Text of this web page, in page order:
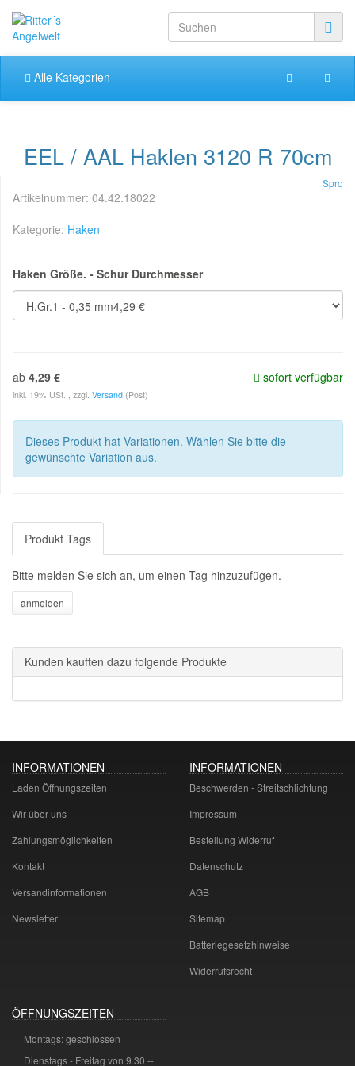
Alle Kategorien
EEL / AAL Haklen 3120 R 70cm
Spro
Artikelnummer: 04.42.18022
Kategorie: Haken
Haken Größe. - Schur Durchmesser
ab 4,29 €
inkl. 19% USt. , zzgl. Versand (Post)
sofort verfügbar
Dieses Produkt hat Variationen. Wählen Sie bitte die
gewünschte Variation aus.
Produkt Tags
Bitte melden Sie sich an, um einen Tag hinzuzufügen.
Kunden kauften dazu folgende Produkte
INFORMATIONEN
Laden Öffnungszeiten
Wir über uns
Zahlungsmöglichkeiten
Kontakt
Versandinformationen
Newsletter
INFORMATIONEN
Beschwerden - Streitschlichtung
Impressum
Bestellung Widerruf
Datenschutz
AGB
Sitemap
Batteriegesetzhinweise
Widerrufsrecht
ÖFFNUNGSZEITEN
Montags: geschlossen
Dienstags - Freitag von 9.30 --